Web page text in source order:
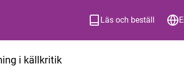
Läs och beställ
i källkritik